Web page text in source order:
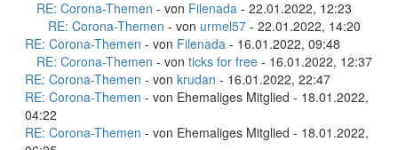
RE: Corona-Themen - von Filenada - 22.01.2022, 12:23
RE: Corona-Themen - von urmel57 - 22.01.2022, 14:20
RE: Corona-Themen - von Filenada - 16.01.2022, 09:48
RE: Corona-Themen - von ticks for free - 16.01.2022, 12:37
RE: Corona-Themen - von krudan - 16.01.2022, 22:47
RE: Corona-Themen - von Ehemaliges Mitglied - 18.01.2022,
04:22
RE: Corona-Themen - von Ehemaliges Mitglied - 18.01.2022,